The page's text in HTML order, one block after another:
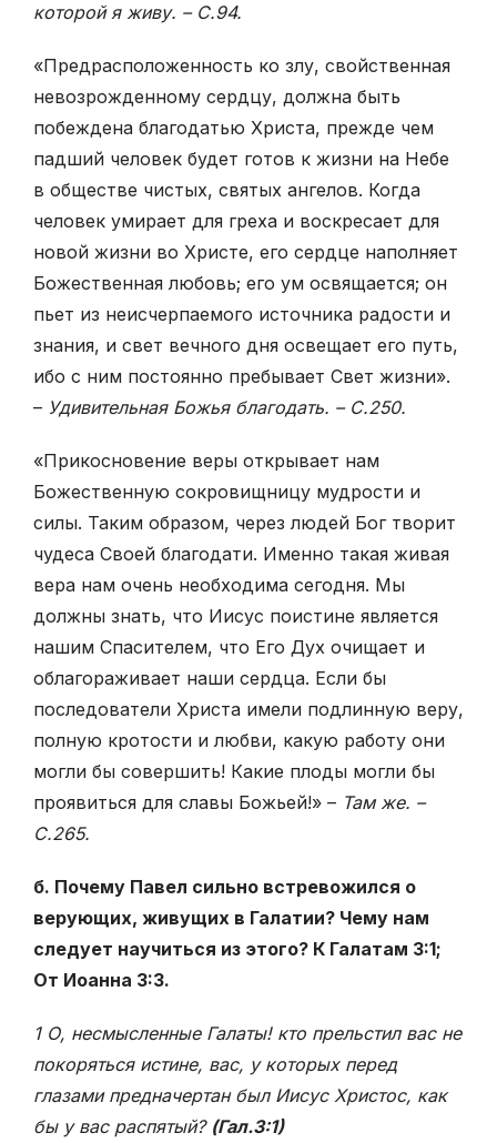
которой я живу. – С.94.
«Предрасположенность ко злу, свойственная
невозрожденному сердцу, должна быть
побеждена благодатью Христа, прежде чем
падший человек будет готов к жизни на Небе
в обществе чистых, святых ангелов. Когда
человек умирает для греха и воскресает для
новой жизни во Христе, его сердце наполняет
Божественная любовь; его ум освящается; он
пьет из неисчерпаемого источника радости и
знания, и свет вечного дня освещает его путь,
ибо с ним постоянно пребывает Свет жизни».
– Удивительная Божья благодать. – С.250.
«Прикосновение веры открывает нам
Божественную сокровищницу мудрости и
силы. Таким образом, через людей Бог творит
чудеса Своей благодати. Именно такая живая
вера нам очень необходима сегодня. Мы
должны знать, что Иисус поистине является
нашим Спасителем, что Его Дух очищает и
облагораживает наши сердца. Если бы
последователи Христа имели подлинную веру,
полную кротости и любви, какую работу они
могли бы совершить! Какие плоды могли бы
проявиться для славы Божьей!» – Там же. –
С.265.
б. Почему Павел сильно встревожился о
верующих, живущих в Галатии? Чему нам
следует научиться из этого? К Галатам 3:1;
От Иоанна 3:3.
1 О, несмысленные Галаты! кто прельстил вас не
покоряться истине, вас, у которых перед
глазами предначертан был Иисус Христос, как
бы у вас распятый? (Гал.3:1)